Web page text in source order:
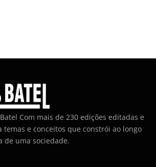
Com mais de 230 edições editadas e
temas e conceitos que constrói ao longo
de uma sociedade.